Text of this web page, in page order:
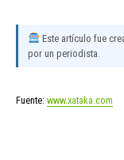
Este artículo fue
por un periodista.
Fuente: www.xataka.com